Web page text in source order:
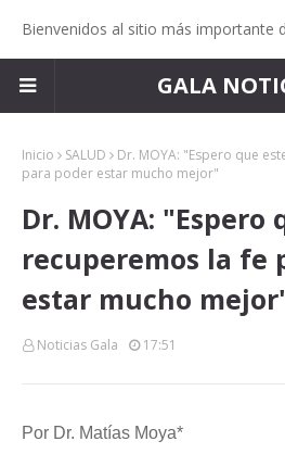
Bienvenidos al sitio más importante
GALA
Inicio SALUD
Dr. MOYA: "Espero que
para poder estar mucho mejor"
Dr. MOYA: "Espero
recuperemos la fe
estar mucho
Noticias Gala 17:51
Por Dr. Matías Moya*